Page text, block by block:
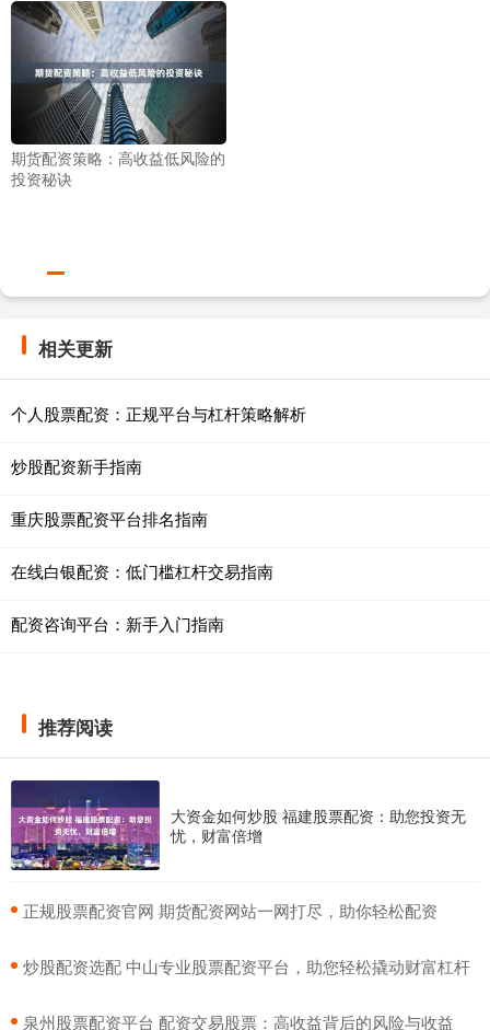
期货配资策略：高收益低风险的
投资秘诀
相关更新
个人股票配资：正规平台与杠杆策略解析
炒股配资新手指南
重庆股票配资平台排名指南
在线白银配资：低门槛杠杆交易指南
配资咨询平台：新手入门指南
推荐阅读
大资金如何炒股 福建股票配资：助您投资无
忧，财富倍增
​正规股票配资官网 期货配资网站一网打尽，助你轻松配资
​炒股配资选配 中山专业股票配资平台，助您轻松撬动财富杠杆
​泉州股票配资平台 配资交易股票：高收益背后的风险与收益